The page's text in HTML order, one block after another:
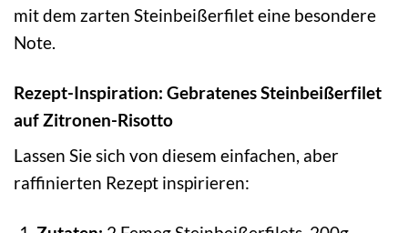
mit dem zarten Steinbeißerfilet eine besondere
Note.
Rezept-Inspiration: Gebratenes Steinbeißerfilet
auf Zitronen-Risotto
Lassen Sie sich von diesem einfachen, aber
raffinierten Rezept inspirieren: